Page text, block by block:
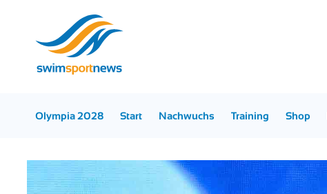
Olympia 2028 Start Nachwuchs Training Shop